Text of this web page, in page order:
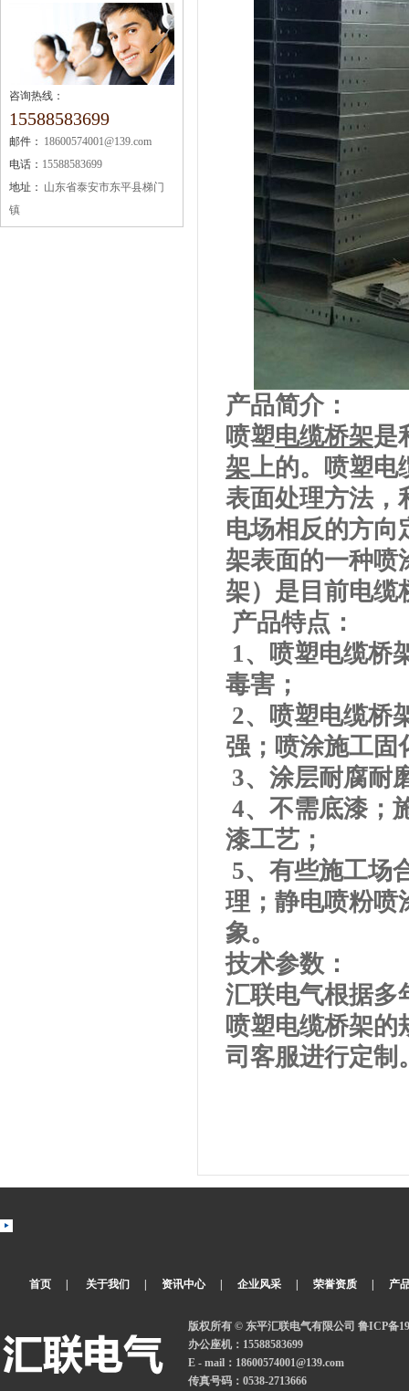
咨询热线：
15588583699
邮件： 18600574001@139.com
电话： 15588583699
地址： 山东省泰安市东平县梯门
镇
产品简介：
喷塑电缆桥架是
架上的。喷塑电
表面处理方法，
电场相反的方向
架表面的一种喷
架）是目前电
产品特点：
1、喷塑电缆桥
毒害；
2、喷塑电缆桥
强；喷涂施工固
3、涂层耐腐耐
4、不需底漆；
漆工艺；
5、有些施工场
理；静电喷粉喷
象。
技术参数：
汇联电气根据多
喷塑电缆桥架的
司客服进行定制
首页 关于我们 资讯中心 企业风采 荣誉资质 产
版权所有 © 东平汇联电气有限公司 鲁ICP备
办公座机：15588583699
E - mail：18600574001@139.com
传真号码：0538-2713666